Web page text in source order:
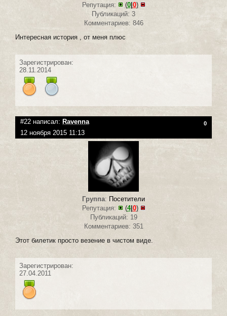
Репутация:
(0| 0)
Публикаций: 3
Комментариев: 846
Интересная история , от меня плюс
Зарегистрирован:
28.11.2014
#22 написал: Ravenna 0
12 ноября 2015 11:13
Группа: Посетители
Репутация:
(4| 0)
Публикаций: 19
Комментариев: 351
Этот билетик просто везение в чистом виде.
Зарегистрирован:
27.04.2011